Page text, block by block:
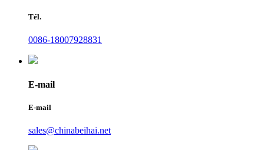
Tél.
0086-18007928831
E-mail
E-mail
sales@chinabeihai.net